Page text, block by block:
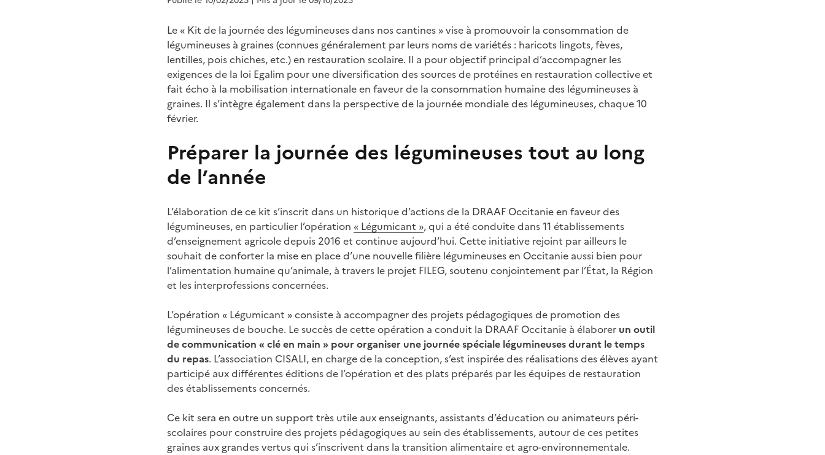
Le « Kit de la journée des légumineuses dans nos cantines » vise à promouvoir la consommation de
légumineuses à graines (connues généralement par leurs noms de variétés : haricots lingots, fèves,
lentilles, pois chiches, etc.) en restauration scolaire. Il a pour objectif principal d’accompagner les
exigences de la loi Egalim pour une diversification des sources de protéines en restauration collective et
fait écho à la mobilisation internationale en faveur de la consommation humaine des légumineuses à
graines. Il s’intègre également dans la perspective de la journée mondiale des légumineuses, chaque 10
février.
Préparer la journée des légumineuses tout au long
de l’année
L’élaboration de ce kit s’inscrit dans un historique d’actions de la DRAAF Occitanie en faveur des
légumineuses, en particulier l’opération « Légumicant », qui a été conduite dans 11 établissements
d’enseignement agricole depuis 2016 et continue aujourd’hui. Cette initiative rejoint par ailleurs le
souhait de conforter la mise en place d’une nouvelle filière légumineuses en Occitanie aussi bien pour
l’alimentation humaine qu’animale, à travers le projet FILEG, soutenu conjointement par l’État, la Région
et les interprofessions concernées.
L’opération « Légumicant » consiste à accompagner des projets pédagogiques de promotion des
légumineuses de bouche. Le succès de cette opération a conduit la DRAAF Occitanie à élaborer un outil
de communication « clé en main » pour organiser une journée spéciale légumineuses durant le temps
du repas. L’association CISALI, en charge de la conception, s’est inspirée des réalisations des élèves ayant
participé aux différentes éditions de l’opération et des plats préparés par les équipes de restauration
des établissements concernés.
Ce kit sera en outre un support très utile aux enseignants, assistants d’éducation ou animateurs péri-
scolaires pour construire des projets pédagogiques au sein des établissements, autour de ces petites
graines aux grandes vertus qui s’inscrivent dans la transition alimentaire et agro-environnementale.